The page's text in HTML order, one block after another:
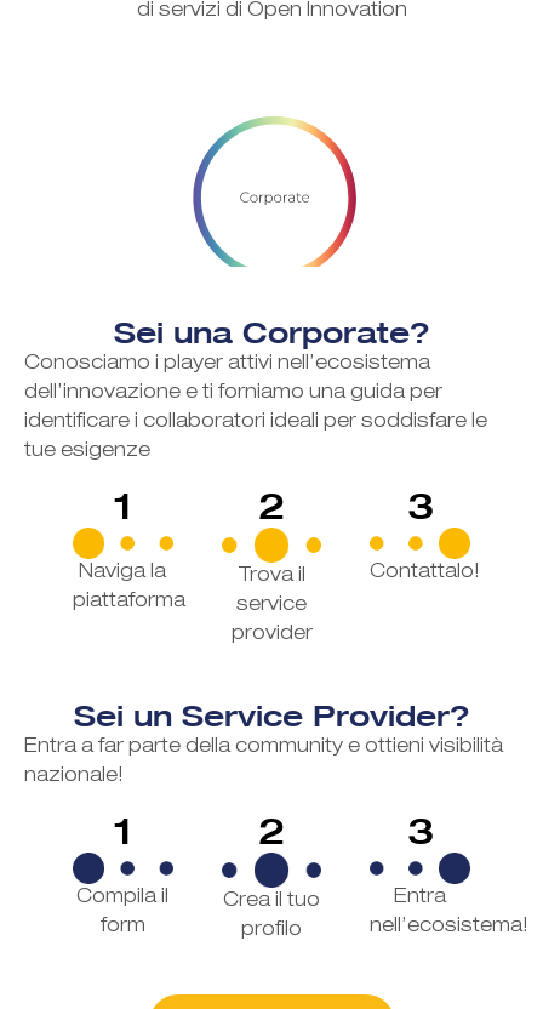
di servizi di Open Innovation
Sei una Corporate?
Conosciamo i player attivi nell’ecosistema
dell’innovazione e ti forniamo una guida per
identificare i collaboratori ideali per soddisfare le
tue esigenze
1
Naviga la
piattaforma
2
Trova il
service
provider
3
Contattalo!
Sei un Service Provider?
Entra a far parte della community e ottieni visibilità
nazionale!
1
Compila il
form
2
Crea il tuo
profilo
3
Entra
nell’ecosistema!